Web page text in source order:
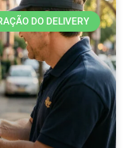
DO DELIVERY